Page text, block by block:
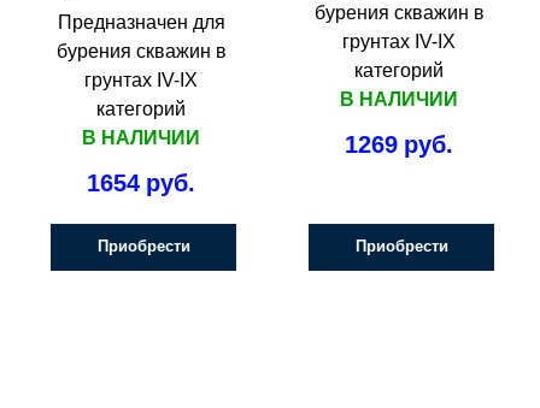
Предназначен для
бурения скважин в
грунтах IV-IX
категорий
В НАЛИЧИИ
1654 руб.
Приобрести
бурения скважин в
грунтах IV-IX
категорий
В НАЛИЧИИ
1269 руб.
Приобрести